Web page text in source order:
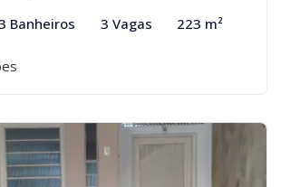
Banheiros 3 Vagas 223 m²